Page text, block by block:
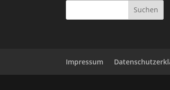
Impressum